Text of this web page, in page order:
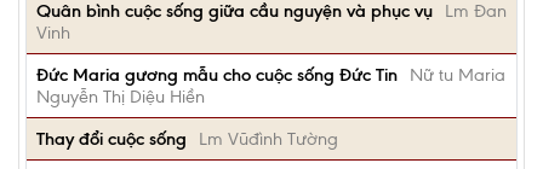
Quân bình cuộc sống giữa cầu nguyện và phục vụ
Lm Đan
Vinh
Đức Maria gương mẫu cho cuộc sống Đức Tin
Nữ tu Maria
Nguyễn Thị Diệu Hiền
Thay đổi cuộc sống
Lm Vũđình Tường